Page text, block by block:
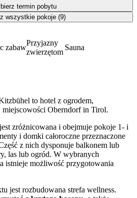
zabaw
Przyjazny
zwierzętom
Sauna
to hotel z ogrodem,
Oberndorf in Tirol.
zróżnicowana i obejmuje pokoje 1- i
i domki całoroczne przeznaczone
z nich dysponuje balkonem lub
las lub ogród. W wybranych
istnieje możliwość przygotowania
jest rozbudowana strefa wellness.
termin pobytu
wszystkie pokoje (9)